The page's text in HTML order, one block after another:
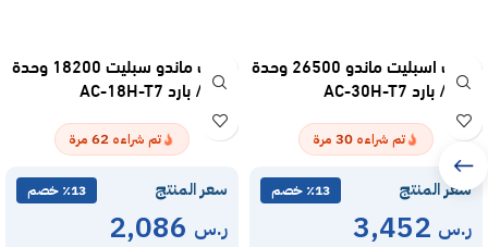
مكيف اسبليت ماندو 26500 وحدة
– حار / بارد AC-30H-T7
تم شراءه 30 مرة
سعر المنتج ٪13 خصم
ر.س
مكيف ماندو سبليت 18200 وحدة
– حار / بارد AC-18H-T7
تم شراءه 62 مرة
سعر المنتج ٪13 خصم
ر.س